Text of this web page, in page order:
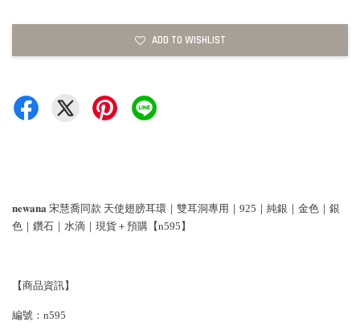
ADD TO WISHLIST
𝐧𝐞𝐰𝐚𝐧𝐚 宋慧喬同款 天使翅膀耳環｜雙耳洞專用｜925｜純銀｜金色｜銀
色｜鑽石｜水滴｜現貨＋預購【n595】
【商品資訊】
編號：n595